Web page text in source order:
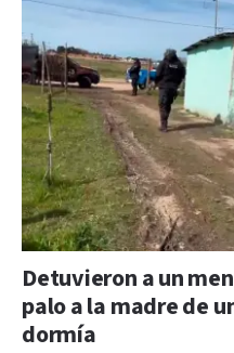
Detuvieron a un
palo a la madre de
dormía